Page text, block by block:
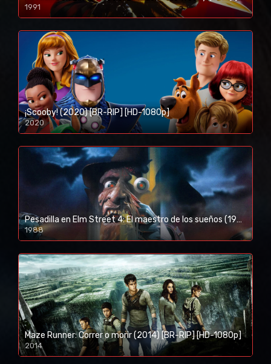
1991
¡Scooby! (2020) [BR-RIP] [HD-1080p]
2020
1080p/720p
Pesadilla en Elm Street 4: El maestro de los sueños (1988) [BR-RIP] [HD-1080p]
1988
Maze Runner: Correr o morir (2014) [BR-RIP] [HD-1080p]
2014
1080p/720p